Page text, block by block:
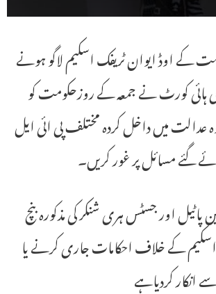
حکومت کے اوڈ ایوان ٹریفک اسکیم لاگو ہونے
ہائی کورٹ نے جمعہ کے روزحکومت کو
میں داخل کردہ مختلف پی ائی ایل
گئے مسائل پر غور کریں۔
اور جسٹس ہری شنکر کی مذکورہ بنچ
کے خلاف احکامات جاری کرنے یا
انکار کردیاہے